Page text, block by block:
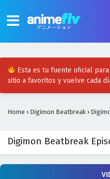
Esta es tu fuente oficial
sitio a favoritos y vuelve cada
Home › Digimon Beatbreak ›
Digimon Beatbreak
Eps 21 - April 30,
Eps 18 - April 30,